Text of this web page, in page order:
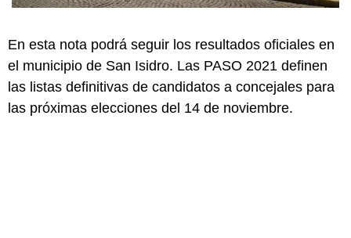
En esta nota podrá seguir los resultados oficiales en
el municipio de San Isidro. Las PASO 2021 definen
las listas definitivas de candidatos a concejales para
las próximas elecciones del 14 de noviembre.